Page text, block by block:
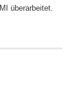
überarbeitet.